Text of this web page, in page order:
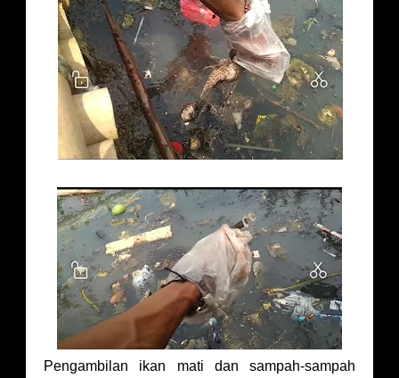
Pengambilan ikan mati dan sampah-sampah